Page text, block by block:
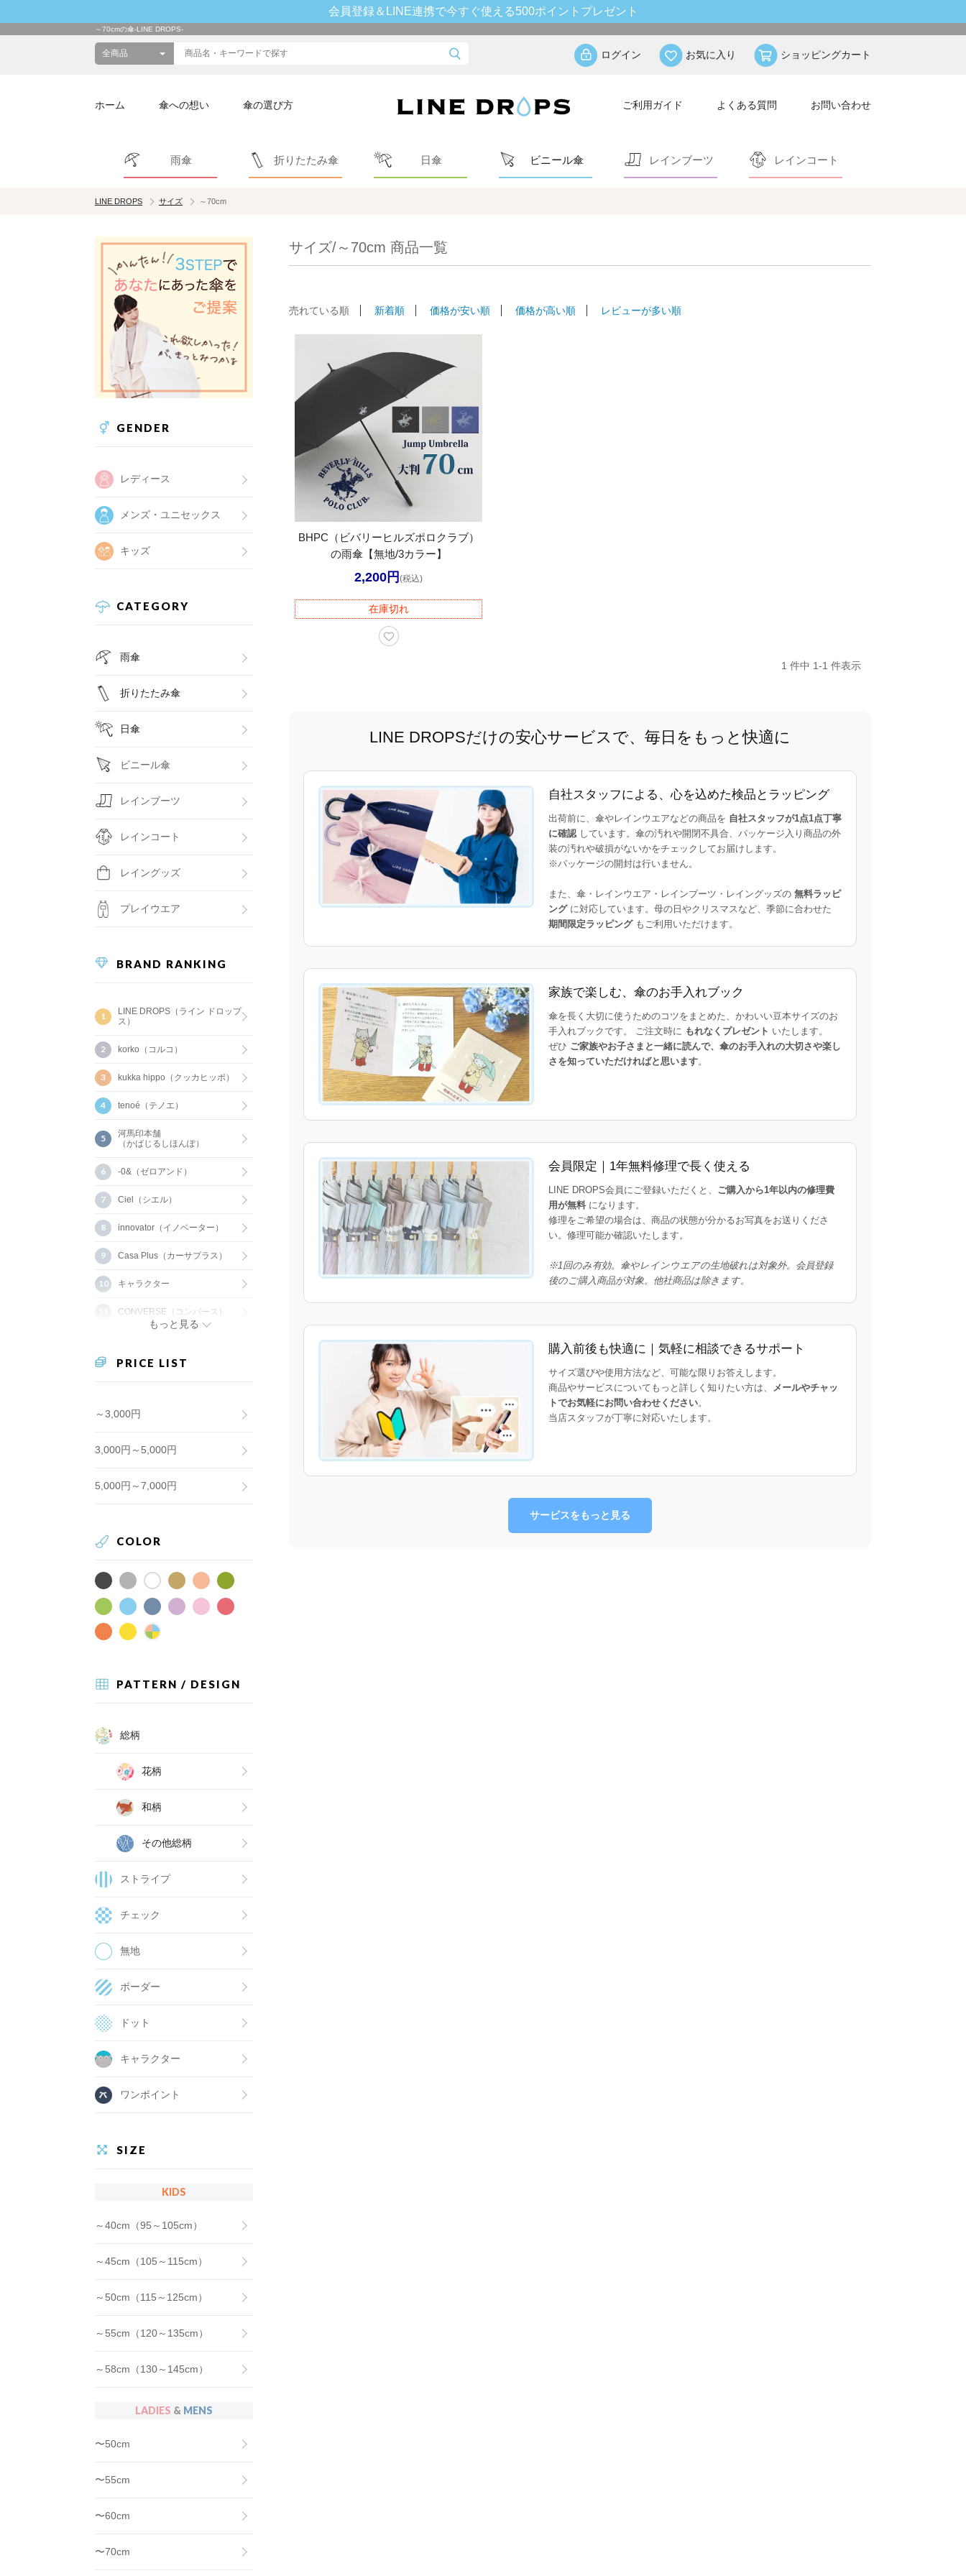
会員登録＆LINE連携で今すぐ使える500ポイントプレゼント
～70cmの傘-LINE DROPS-
ログイン お気に入り ショッピングカート
ホーム 傘への想い 傘の選び方 ご利用ガイド よくある質問 お問い合わせ
雨傘 折りたたみ傘 日傘 ビニール傘 レインブーツ レインコート
LINE DROPS サイズ ～70cm
GENDER
レディース
メンズ・ユニセックス
キッズ
CATEGORY
雨傘
折りたたみ傘
日傘
ビニール傘
レインブーツ
レインコート
レイングッズ
プレイウエア
BRAND RANKING
LINE DROPS（ライン ドロップ
ス）
korko（コルコ）
kukka hippo（クッカヒッポ）
tenoé（テノエ）
河馬印本舗
（かばじるしほんぽ）
-0&（ゼロアンド）
Ciel（シエル）
innovator（イノベーター）
Casa Plus（カーサプラス）
キャラクター
CONVERSE（コンバース）
もっと見る
PRICE LIST
～3,000円
3,000円～5,000円
5,000円～7,000円
COLOR
PATTERN / DESIGN
総柄
花柄
和柄
その他総柄
ストライプ
チェック
無地
ボーダー
ドット
キャラクター
ワンポイント
SIZE
KIDS
～40cm（95～105cm）
～45cm（105～115cm）
～50cm（115～125cm）
～55cm（120～135cm）
～58cm（130～145cm）
LADIES & MENS
〜50cm
〜55cm
〜60cm
〜70cm
サイズ/～70cm 商品一覧
売れている順 新着順 価格が安い順 価格が高い順 レビューが多い順
BHPC（ビバリーヒルズポロクラブ）
の雨傘【無地/3カラー】
2,200円 (税込)
在庫切れ
1 件中 1-1 件表示
LINE DROPSだけの安心サービスで、毎日をもっと快適に
自社スタッフによる、心を込めた検品とラッピング
出荷前に、傘やレインウエアなどの商品を 自社スタッフが1点1点丁寧
に確認 しています。傘の汚れや開閉不具合、パッケージ入り商品の外
装の汚れや破損がないかをチェックしてお届けします。
※パッケージの開封は行いません。
また、傘・レインウエア・レインブーツ・レイングッズの 無料ラッピ
ングに対応しています。母の日やクリスマスなど、季節に合わせた
期間限定ラッピングもご利用いただけます。
家族で楽しむ、傘のお手入れブック
傘を長く大切に使うためのコツをまとめた、かわいい豆本サイズのお
手入れブックです。 ご注文時に もれなくプレゼント いたします。
ぜひ ご家族やお子さまと一緒に読んで、傘のお手入れの大切さや楽し
さを知っていただければと思います。
会員限定｜1年無料修理で長く使える
LINE DROPS会員にご登録いただくと、 ご購入から1年以内の修理費
用が無料になります。
修理をご希望の場合は、商品の状態が分かるお写真をお送りくださ
い。修理可能か確認いたします。
※1回のみ有効。傘やレインウエアの生地破れは対象外。会員登録
後のご購入商品が対象。他社商品は除きます。
購入前後も快適に｜気軽に相談できるサポート
サイズ選びや使用方法など、可能な限りお答えします。
商品やサービスについてもっと詳しく知りたい方は、
メールやチャッ
トでお気軽にお問い合わせください。
当店スタッフが丁寧に対応いたします。
サービスをもっと見る